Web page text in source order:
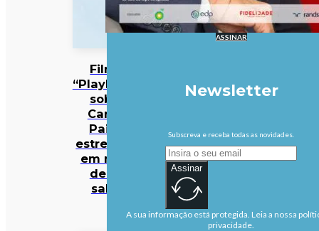
Filme
“Playback”
sobre
Carlos
Paião
estreia-se
em mais
de 50
salas
ASSINAR
Newsletter
Subscreva e receba todas as novidades.
Assinar
A sua informação está protegida. Leia a nossa
privacidade.